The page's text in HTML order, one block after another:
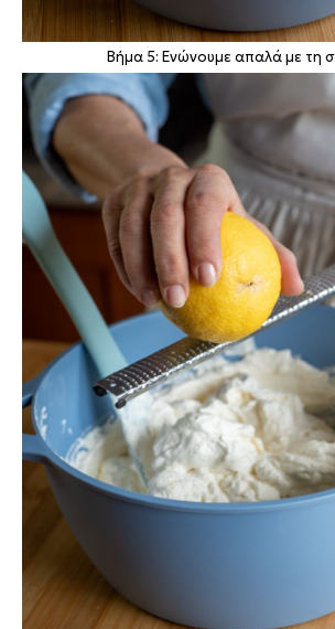
Βήμα 5: Ενώνουμε απαλά με τη